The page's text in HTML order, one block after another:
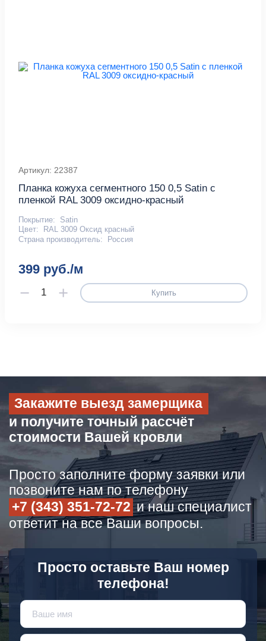
Артикул: 22387
Планка кожуха сегментного 150 0,5 Satin с
пленкой RAL 3009 оксидно-красный
Покрытие:
Satin
Цвет:
RAL 3009 Оксид красный
Страна производитель:
Россия
399 руб./м
Купить
Закажите выезд замерщика
и получите точный рассчёт
стоимости Вашей кровли
Просто заполните форму заявки или
позвоните нам по телефону
+7 (343) 351-72-72 и наш специалист
ответит на все Ваши вопросы.
Просто оставьте Ваш номер
телефона!